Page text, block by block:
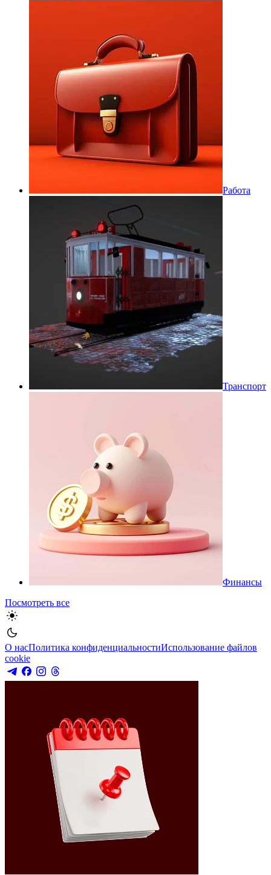
Работа
Транспорт
Финансы
Посмотреть все
О насПолитика конфиденциальностиИспользование файлов
cookie